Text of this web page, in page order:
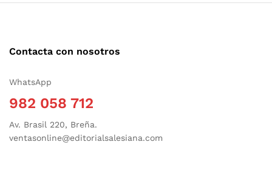
Contacta con nosotros
WhatsApp
982 058 712
Av. Brasil 220, Breña.
ventasonline@editorialsalesiana.com